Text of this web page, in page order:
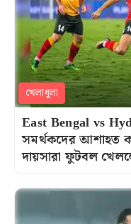
খেলাধুলা
East Bengal vs
সমর্থকদের আশাহত
দায়সারা ফুটবল